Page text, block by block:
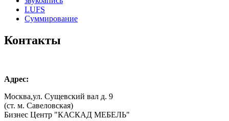
LUFS
Суммирование
Контакты
Адрес:
Москва,ул. Сущевский вал д. 9
(ст. м. Савеловская)
Бизнес Центр "КАСКАД МЕБЕЛЬ"